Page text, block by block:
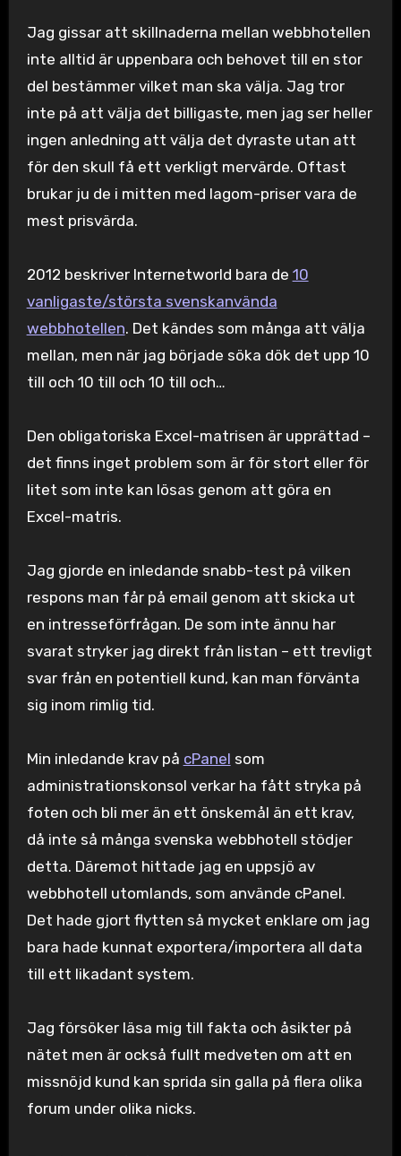
Jag gissar att skillnaderna mellan webbhotellen
inte alltid är uppenbara och behovet till en stor
del bestämmer vilket man ska välja. Jag tror
inte på att välja det billigaste, men jag ser heller
ingen anledning att välja det dyraste utan att
för den skull få ett verkligt mervärde. Oftast
brukar ju de i mitten med lagom-priser vara de
mest prisvärda.
2012 beskriver Internetworld bara de 10
vanligaste/största svenskanvända
webbhotellen. Det kändes som många att välja
mellan, men när jag började söka dök det upp 10
till och 10 till och 10 till och…
Den obligatoriska Excel-matrisen är upprättad –
det finns inget problem som är för stort eller för
litet som inte kan lösas genom att göra en
Excel-matris.
Jag gjorde en inledande snabb-test på vilken
respons man får på email genom att skicka ut
en intresseförfrågan. De som inte ännu har
svarat stryker jag direkt från listan – ett trevligt
svar från en potentiell kund, kan man förvänta
sig inom rimlig tid.
Min inledande krav på cPanel som
administrationskonsol verkar ha fått stryka på
foten och bli mer än ett önskemål än ett krav,
då inte så många svenska webbhotell stödjer
detta. Däremot hittade jag en uppsjö av
webbhotell utomlands, som använde cPanel.
Det hade gjort flytten så mycket enklare om jag
bara hade kunnat exportera/importera all data
till ett likadant system.
Jag försöker läsa mig till fakta och åsikter på
nätet men är också fullt medveten om att en
missnöjd kund kan sprida sin galla på flera olika
forum under olika nicks.